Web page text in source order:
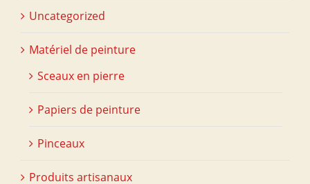
Uncategorized
Matériel de peinture
Sceaux en pierre
Papiers de peinture
Pinceaux
Produits artisanaux